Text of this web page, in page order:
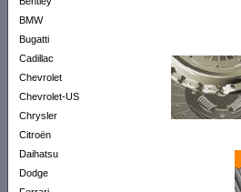
BMW
Bugatti
Cadillac
Chevrolet
Chevrolet-US
Chrysler
Citroën
Daihatsu
Dodge